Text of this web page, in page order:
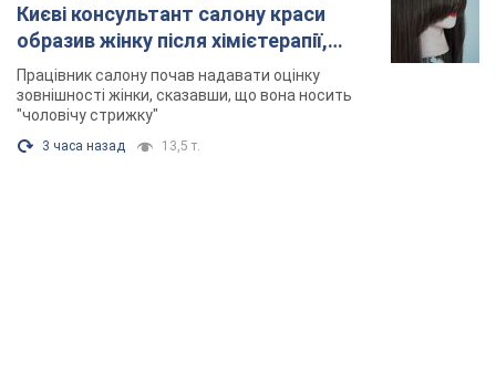
Києві консультант салону краси
образив жінку після хімієтерапії,
розгорівся скандал. Фото
Працівник салону почав надавати оцінку
зовнішності жінки, сказавши, що вона носить
"чоловічу стрижку"
3 часа назад 13,5 т.